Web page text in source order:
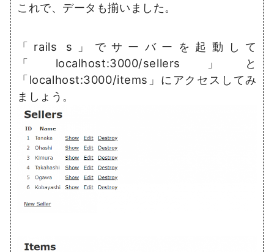
これで、データも揃いました。
「rails s」でサーバーを起動して
「localhost:3000/sellers」と
「localhost:3000/items」にアクセスしてみ
ましょう。